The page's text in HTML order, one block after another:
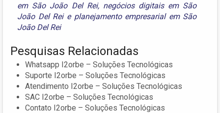
em São João Del Rei, negócios digitais em São
João Del Reie planejamento empresarial em São
João Del Rei
Pesquisas Relacionadas
Whatsapp I2orbe – Soluções Tecnológicas
Suporte I2orbe – Soluções Tecnológicas
Atendimento I2orbe – Soluções Tecnológicas
SAC I2orbe – Soluções Tecnológicas
Contato I2orbe – Soluções Tecnológicas